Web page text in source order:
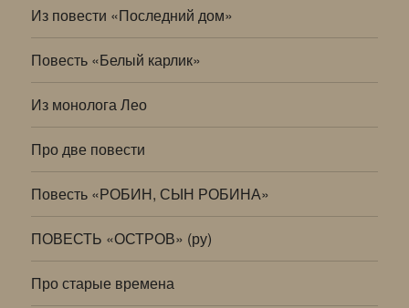
Из повести «Последний дом»
Повесть «Белый карлик»
Из монолога Лео
Про две повести
Повесть «РОБИН, СЫН РОБИНА»
ПОВЕСТЬ «ОСТРОВ» (ру)
Про старые времена